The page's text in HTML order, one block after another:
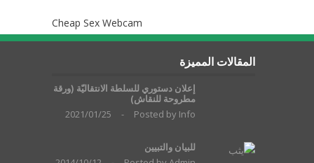
Cheap Sex Webcam
المقالات المميزة
إعلان دستوري للسلطة الانتقاليّة (ورقة
مطروحة للنقاش)
Posted by Info
-
2021/01/25
للبيان والتبيين